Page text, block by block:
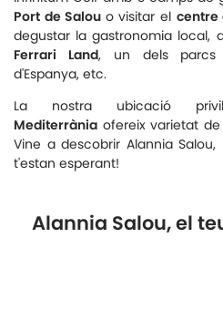
Port de Salou o visitar el centre
degustar la gastronomia local,
Ferrari Land, un dels parcs
d'Espanya, etc.
La nostra ubicació
Mediterrània ofereix varietat
Vine a descobrir Alannia
t'estan esperant!
Alannia Salou, el